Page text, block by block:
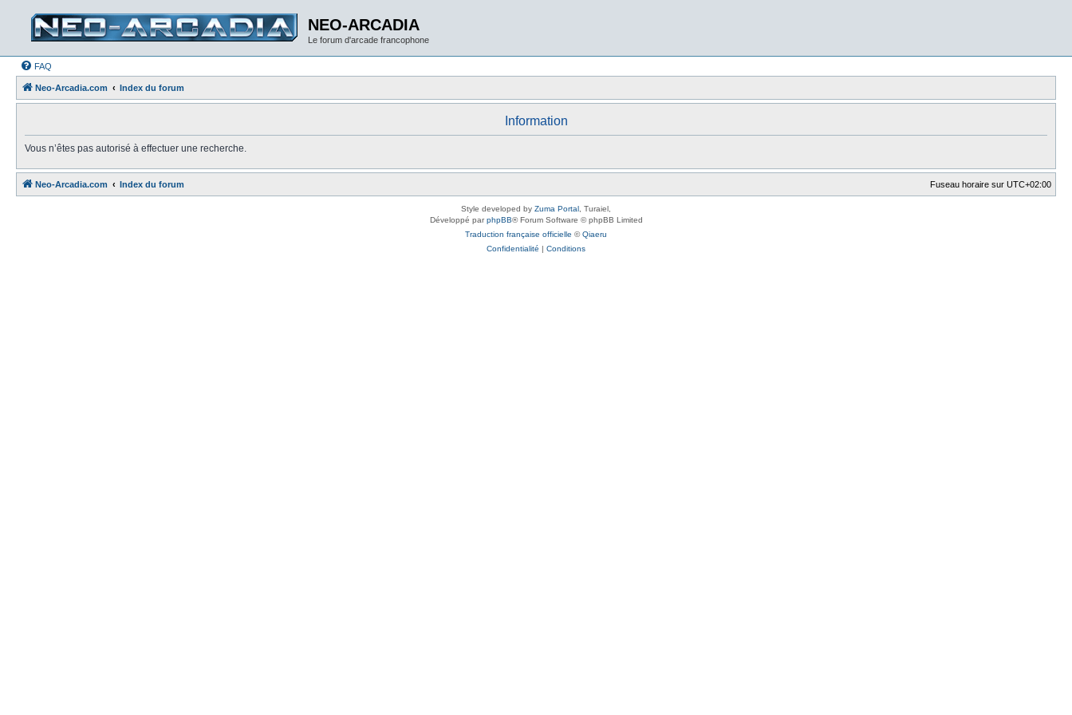
NEO-ARCADIA
Le forum d'arcade francophone
FAQ
Neo-Arcadia.com Index du forum
Information
Vous n’êtes pas autorisé à effectuer une recherche.
Neo-Arcadia.com Index du forum Fuseau horaire sur UTC+02:00
Style developed by Zuma Portal , Turaiel,
Développé parphpBB® Forum Software © phpBB Limited
Traduction française officielle ©Qiaeru
Confidentialité | Conditions